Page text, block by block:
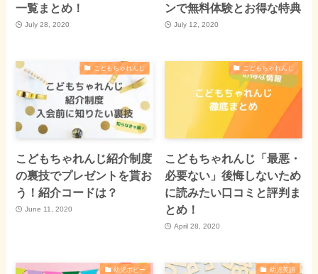
一覧まとめ！
July 28, 2020
ンで無料体験とお得な特典
July 12, 2020
こどもちゃれんじ
こどもちゃれんじ紹介制度
の裏技でプレゼントを貰お
う！紹介コードは？
June 11, 2020
こどもちゃれんじ
こどもちゃれんじ「最悪・
必要ない」後悔しないため
に読みたい口コミと評判ま
とめ！
April 28, 2020
幼児ポピー 幼児英語